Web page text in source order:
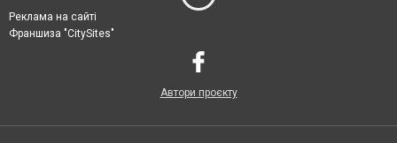
Реклама на сайті
Франшиза "CitySites"
Автори проєкту